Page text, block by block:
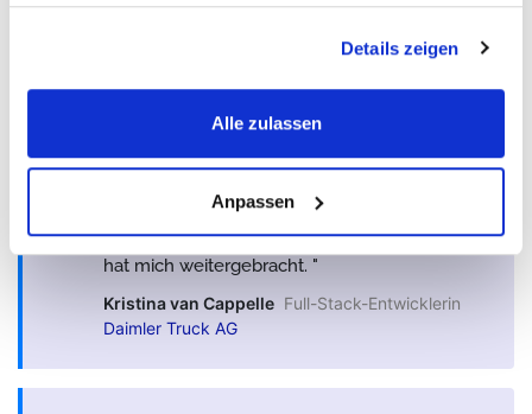
Details zeigen
Alle zulassen
Anpassen
iSAQB vermittelt keine abstrakte Theorie. Es vermittelt konkrete
Ich musste es tatsächlich wiederholen - und
gezeigt, die ich vorher übersehen hatte. Das
hat mich weitergebracht.
Kristina van Cappelle Full-Stack-Entwicklerin
Daimler Truck AG